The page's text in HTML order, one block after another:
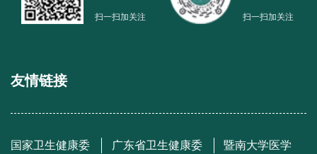
扫一扫加关注 扫一扫加关注
友情链接
国家卫生健康委 广东省卫生健康委
暨南大学医学